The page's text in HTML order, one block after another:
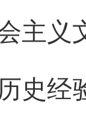
主义
史经